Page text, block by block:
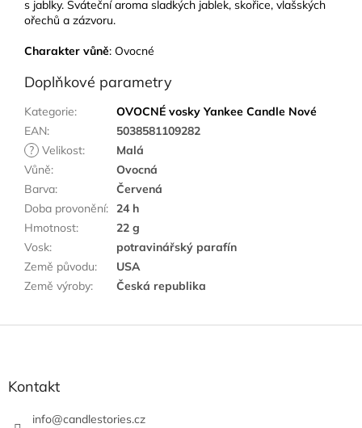
s jablky. Sváteční aroma sladkých jablek, skořice, vlašských
ořechů a zázvoru.
Charakter vůně: Ovocné
Doplňkové parametry
Kategorie:
OVOCNÉ vosky Yankee Candle Nové
EAN:
5038581109282
? Velikost:
Malá
Vůně:
Ovocná
Barva:
Červená
Doba provonění: 24 h
Hmotnost:
22 g
Vosk:
potravinářský parafín
Země původu:
USA
Země výroby: Česká republika
Kontakt
info@candlestories.cz